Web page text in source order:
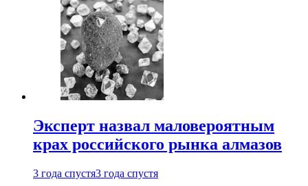
Эксперт назвал маловероятным
крах российского рынка алмазов
3 года спустя3 года спустя